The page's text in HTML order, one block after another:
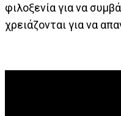
φιλοξενία για να
χρειάζονται για να